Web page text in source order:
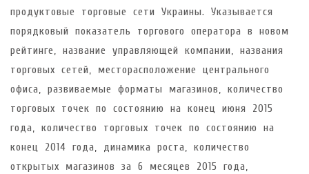
продуктовые торговые сети Украины. Указывается
порядковый показатель торгового оператора в новом
рейтинге, название управляющей компании, названия
торговых сетей, месторасположение центрального
офиса, развиваемые форматы магазинов, количество
торговых точек по состоянию на конец июня 2015
года, количество торговых точек по состоянию на
конец 2014 года, динамика роста, количество
открытых магазинов за 6 месяцев 2015 года,